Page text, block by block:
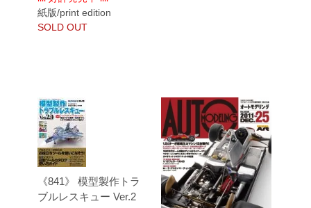
紙版/print edition
SOLD OUT
《841》 模型製作トラ
ブルレスキュー Ver.2